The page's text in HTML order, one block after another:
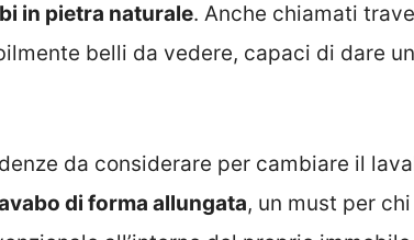
in pietra naturale. Anche chiamati
belli da vedere, capaci di dare
da considerare per cambiare il
di forma allungata, un must per